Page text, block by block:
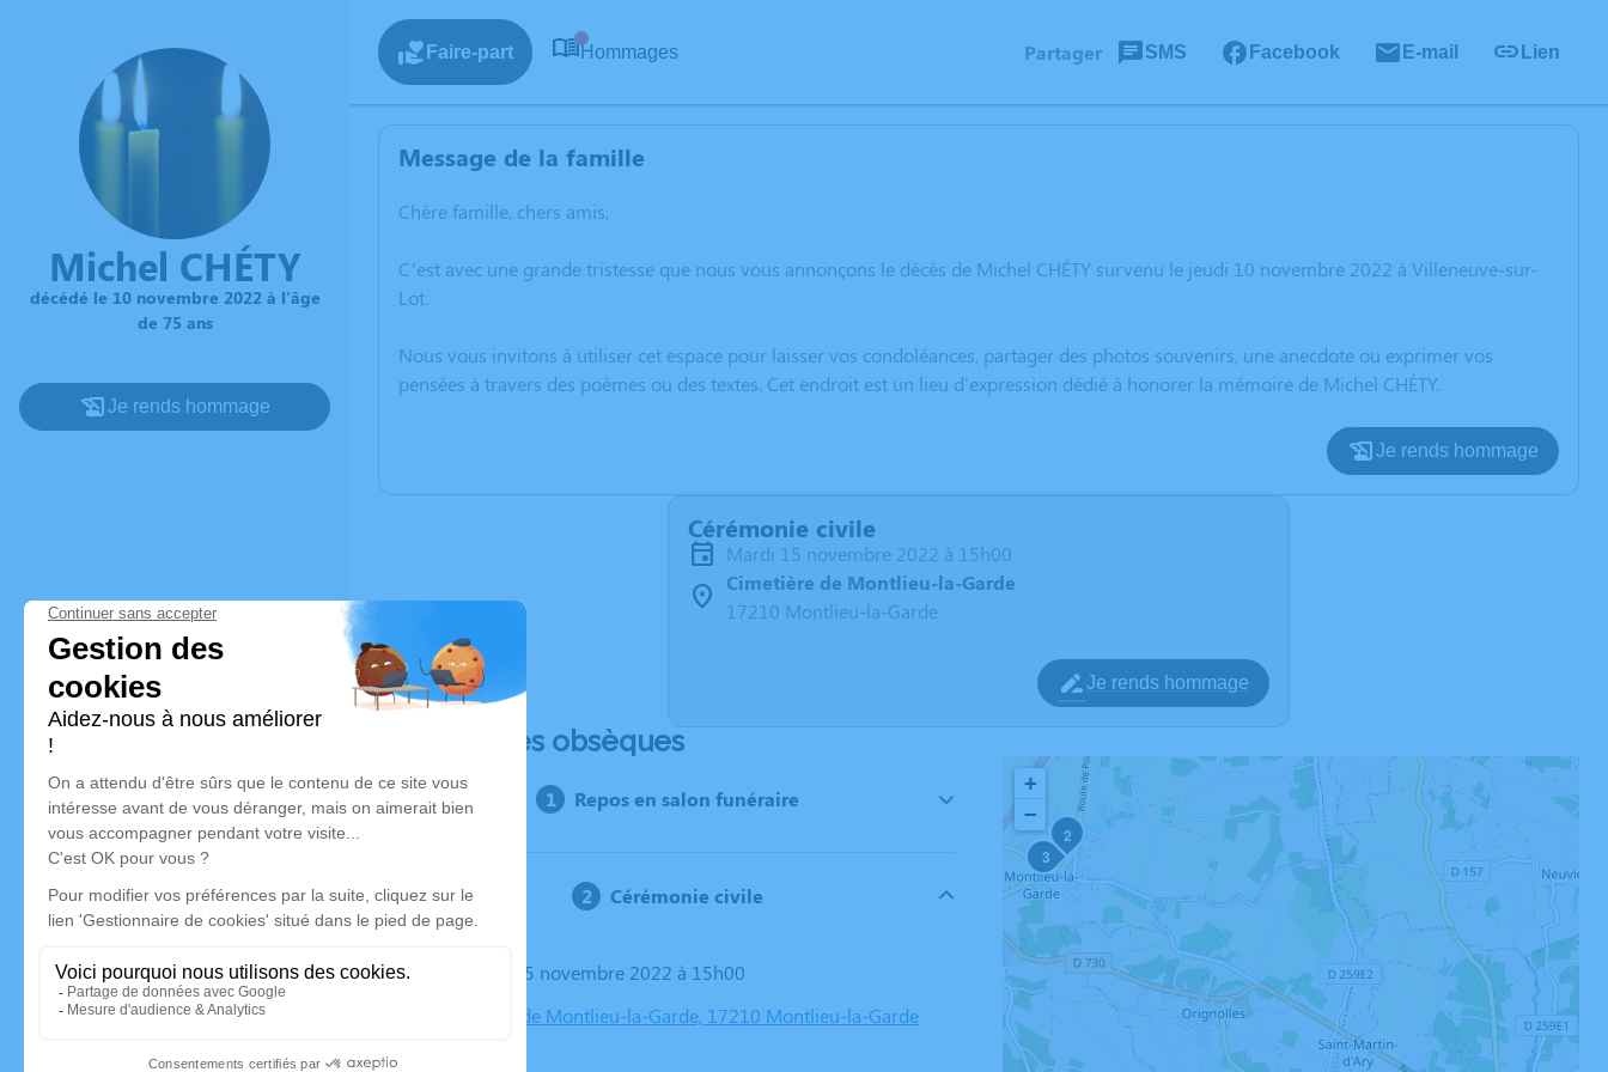
Michel CHÉTY
décédé le 10 novembre 2022 à l'âge
de 75 ans
Je rends hommage
Faire-part Hommages Partager SMS Facebook E-mail Lien
Message de la famille
Chère famille, chers amis,
C’est avec une grande tristesse que nous vous annonçons le décès de Michel CHÉTY survenu le jeudi 10 novembre 2022 à Villeneuve-sur-
Lot.
Nous vous invitons à utiliser cet espace pour laisser vos condoléances, partager des photos souvenirs, une anecdote ou exprimer vos
pensées à travers des poèmes ou des textes. Cet endroit est un lieu d'expression dédié à honorer la mémoire de Michel CHÉTY.
Je rends hommage
Cérémonie civile
mardi 15 novembre 2022 à 15h00
Cimetière de Montlieu-la-Garde
17210 Montlieu-la-Garde
Je rends hommage
Déroulé des obsèques
Repos en salon funéraire
Cérémonie civile
Le mardi 15 novembre 2022 à 15h00
Cimetière de Montlieu-la-Garde, 17210 Montlieu-la-Garde
2
3
+
−